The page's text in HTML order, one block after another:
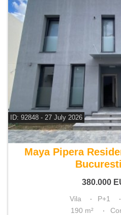
ID: 92848 - 27 July 2026
De vanzare
Maya Pipera
380.000
Vila P+1
190 m²